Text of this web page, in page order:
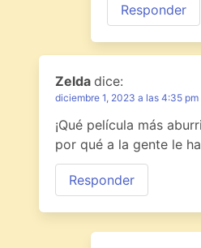
Responder
Zelda dice:
diciembre 1, 2023 a las 4:35 pm
¡Qué película más
por qué a la gente le
Responder